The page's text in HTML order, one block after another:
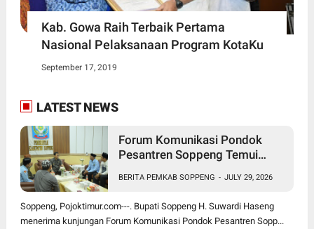
Kab. Gowa Raih Terbaik Pertama
Nasional Pelaksanaan Program KotaKu
September 17, 2019
LATEST NEWS
Forum Komunikasi Pondok
Pesantren Soppeng Temui
BERITA PEMKAB SOPPENG - JULY 29, 2026
Soppeng, Pojoktimur.com---. Bupati Soppeng H. Suwardi Haseng
menerima kunjungan Forum Komunikasi Pondok Pesantren Sopp...